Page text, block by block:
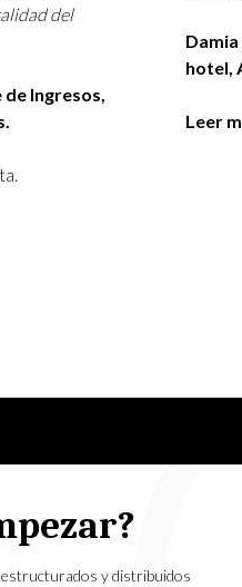
del
de Ingresos,
.
.
hotel,
Leer
y distribuidos